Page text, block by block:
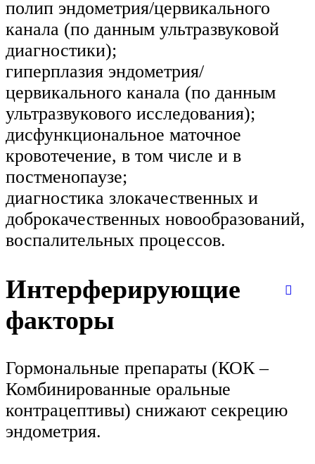
полип эндометрия/цервикального
канала (по данным ультразвуковой
диагностики);
гиперплазия эндометрия/
цервикального канала (по данным
ультразвукового исследования);
дисфункциональное маточное
кровотечение, в том числе и в
постменопаузе;
диагностика злокачественных и
доброкачественных новообразований,
воспалительных процессов.
Интерферирующие
факторы
Гормональные препараты (КОК –
Комбинированные оральные
контрацептивы) снижают секрецию
эндометрия.